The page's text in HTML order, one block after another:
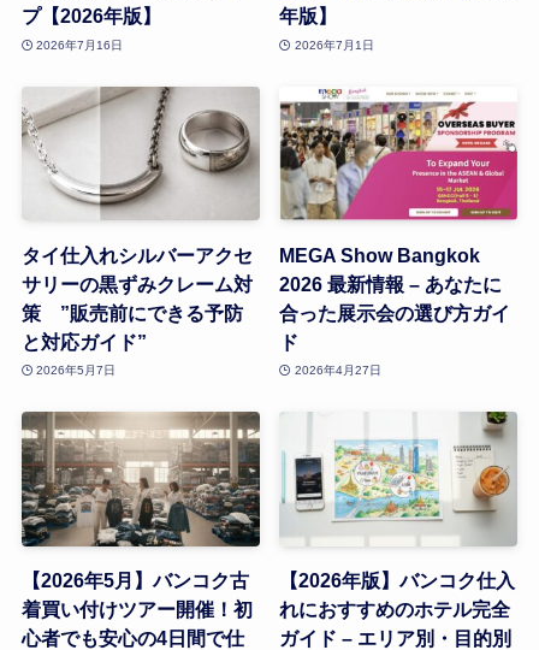
プ【2026年版】
2026年7月16日
年版】
2026年7月1日
タイ仕入れシルバーアクセ
サリーの黒ずみクレーム対
策 ”販売前にできる予防
と対応ガイド”
2026年5月7日
MEGA Show Bangkok
2026 最新情報 – あなたに
合った展示会の選び方ガイ
ド
2026年4月27日
【2026年5月】バンコク古
着買い付けツアー開催！初
心者でも安心の4日間で仕
【2026年版】バンコク仕入
れにおすすめのホテル完全
ガイド – エリア別・目的別